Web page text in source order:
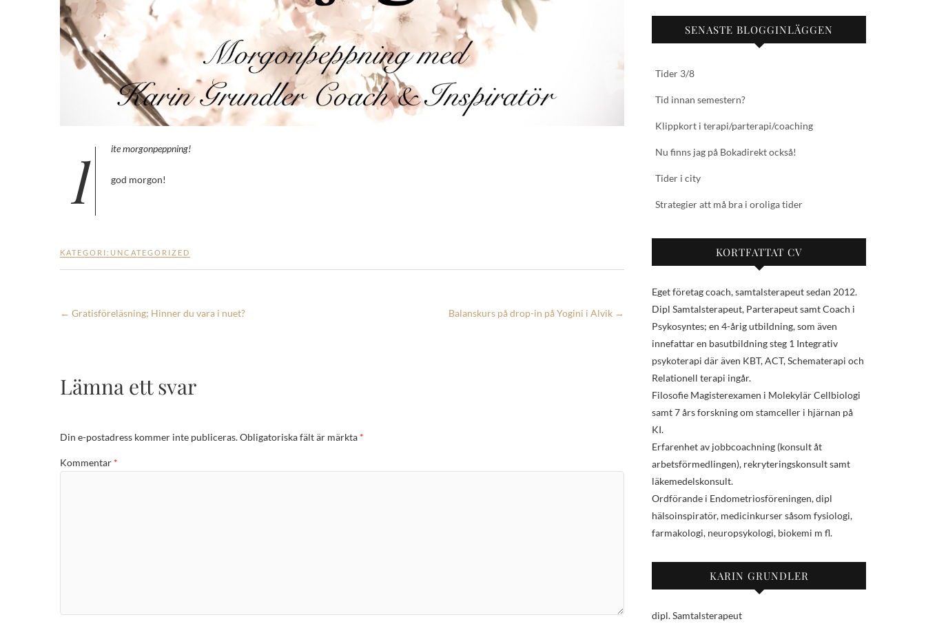
lite morgonpeppning!
god morgon!
KATEGORI: UNCATEGORIZED
← Gratisföreläsning; Hinner du vara i nuet? Balanskurs på drop-in på Yogini i Alvik →
Lämna ett svar
Din e-postadress kommer inte publiceras.Obligatoriska fält är märkta *
Kommentar *
SENASTE BLOGGINLÄGGEN
Tider 3/8
Tid innan semestern?
Klippkort i terapi/parterapi/coaching
Nu finns jag på Bokadirekt också!
Tider i city
Strategier att må bra i oroliga tider
KORTFATTAT CV
Eget företag coach, samtalsterapeut sedan 2012.
Dipl Samtalsterapeut, Parterapeut samt Coach i
Psykosyntes; en 4-årig utbildning, som även
innefattar en basutbildning steg 1 Integrativ
psykoterapi där även KBT, ACT, Schematerapi och
Relationell terapi ingår.
Filosofie Magisterexamen i Molekylär Cellbiologi
samt 7 års forskning om stamceller i hjärnan på
KI.
Erfarenhet av jobbcoachning (konsult åt
arbetsförmedlingen), rekryteringskonsult samt
läkemedelskonsult.
Ordförande i Endometriosföreningen, dipl
hälsoinspiratör, medicinkurser såsom fysiologi,
farmakologi, neuropsykologi, biokemi m fl.
KARIN GRUNDLER
dipl. Samtalsterapeut